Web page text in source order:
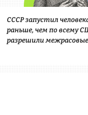
СССР запустил
раньше, чем по всему
разрешили